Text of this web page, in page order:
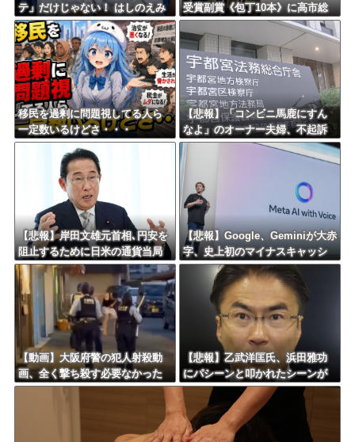
海外「おめでとうタキ！」リヴァプール南野がバースデーゴール！！
Powered by livedoor 相互RSS
テ」だけじゃない！ はしのえみ
「来なかったんですよ…」
受賞副賞《包丁10本》に高市総
理の名前も刻印ｗｗｗｗｗｗｗ
ｗｗ
移民を過剰に問題視してる人ら
一定数いるけどさ・・・
【悲報】「コンビニ馬鹿にすん
なよ」のオーナー夫婦、不起訴
ｗｗｗｗｗｗｗｗ
【悲報】岸田文雄元首相､円安を
阻止するために日米の通貨当局
が実施した為替介入は｢一時しの
ぎに過ぎない｣との認識を示す
【悲報】Google、Geminiが大赤
字、史上初のマイナスキャッシ
ュフローに陥る・・・
【動画】大阪府警の犯人射殺動
画、全く撃ち殺す必要なかった
ｗｗｗｗｗｗｗｗｗｗｗ
【悲報】乙武洋匡氏、浜田雅功
にパシーンと叩かれたシーンが
オンエアされず「障害者相手だ
と放送されなくなる。俺、逆差
別だと思って」